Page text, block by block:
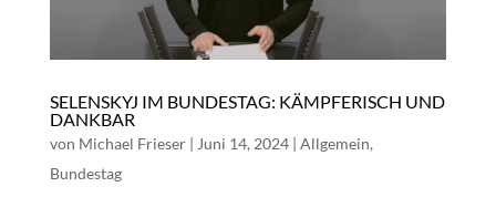
SELENSKYJ IM BUNDESTAG: KÄMPFERISCH UND
DANKBAR
von Michael Frieser| Juni 14, 2024| Allgemein,
Bundestag